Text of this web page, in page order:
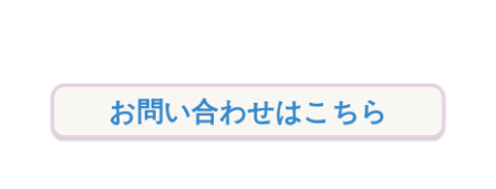
お問い合わせはこちら